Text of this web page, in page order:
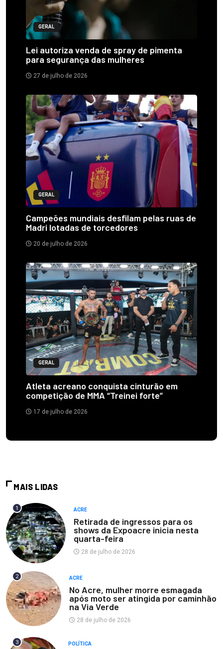
GERAL
Lei autoriza venda de spray de pimenta
para segurança das mulheres
27 de julho de 2026
GERAL
Campeões mundiais desfilam pelas ruas de
Madri lotadas de torcedores
20 de julho de 2026
GERAL
Atleta acreano conquista cinturão em
competição de MMA “Treinei forte”
17 de julho de 2026
MAIS LIDAS
1 ACRE
Retirada de ingressos para os
shows da Expoacre inicia nesta
quarta-feira
28 de julho de 2026
2 ACRE
No Acre, mulher morre esmagada
após moto ser atingida por caminhão
na Via Verde
28 de julho de 2026
3 POLÍTICA